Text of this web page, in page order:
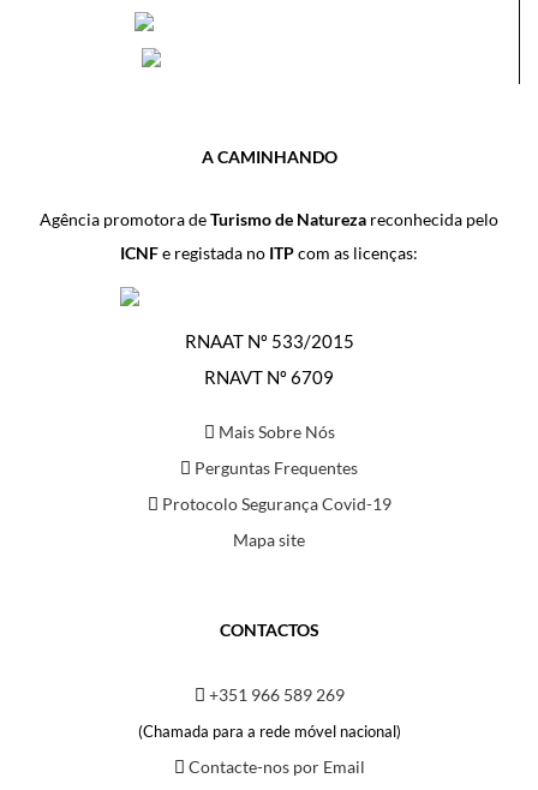
A CAMINHANDO
Agência promotora deTurismo de Natureza reconhecida pelo
ICNFe registada no ITPcom as licenças:
RNAAT Nº 533/2015
RNAVT Nº 6709
Mais Sobre Nós
Perguntas Frequentes
Protocolo Segurança Covid-19
Mapa site
CONTACTOS
+351 966 589 269
(Chamada para a rede móvel nacional)
Contacte-nos por Email